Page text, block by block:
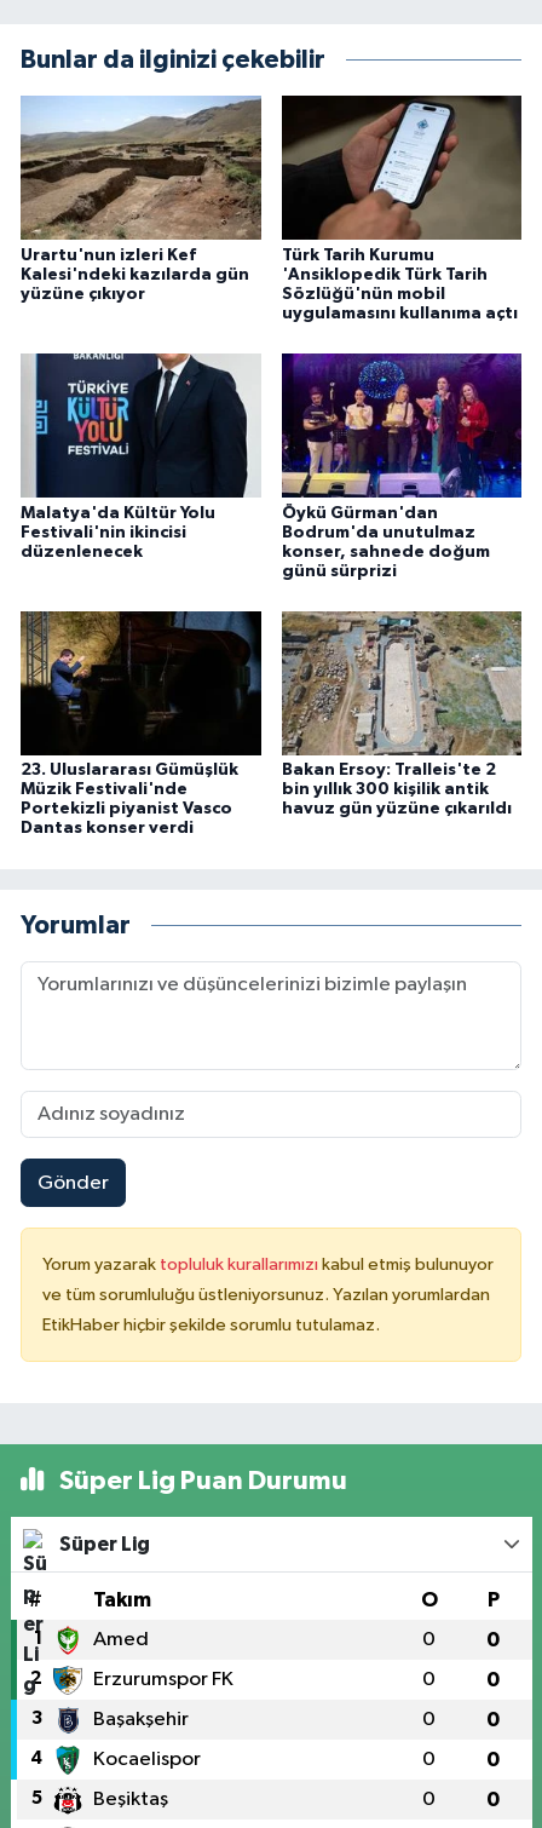
Bunlar da ilginizi çekebilir
Urartu'nun izleri Kef
Kalesi'ndeki kazılarda gün
yüzüne çıkıyor
Türk Tarih Kurumu
'Ansiklopedik Türk Tarih
Sözlüğü'nün mobil
uygulamasını kullanıma açtı
Malatya'da Kültür Yolu
Festivali'nin ikincisi
düzenlenecek
Öykü Gürman'dan
Bodrum'da unutulmaz
konser, sahnede doğum
günü sürprizi
23. Uluslararası Gümüşlük
Müzik Festivali'nde
Portekizli piyanist Vasco
Dantas konser verdi
Bakan Ersoy: Tralleis'te 2
bin yıllık 300 kişilik antik
havuz gün yüzüne çıkarıldı
Yorumlar
Gönder
Yorum yazarak topluluk kurallarımızı kabul etmiş bulunuyor
ve tüm sorumluluğu üstleniyorsunuz. Yazılan yorumlardan
EtikHaber hiçbir şekilde sorumlu tutulamaz.
Süper Lig Puan Durumu
Süper Lig
# Takım O P
1 Amed 0 0
2 Erzurumspor FK 0 0
3 Başakşehir 0 0
4 Kocaelispor 0 0
5 Beşiktaş 0 0